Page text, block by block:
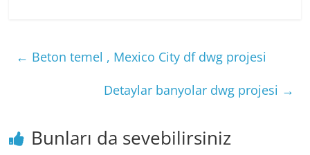
← Beton temel , Mexico City df dwg projesi
Detaylar banyolar dwg projesi →
Bunları da sevebilirsiniz